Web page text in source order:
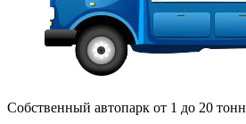
Собственный автопарк от 1 до 20 тонн